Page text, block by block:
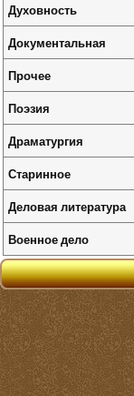
Духовность
Документальная
Прочее
Поэзия
Драматургия
Старинное
Деловая литература
Военное дело